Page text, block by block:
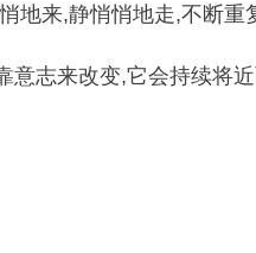
地来,静悄悄地走,不断重
志来改变,它会持续将